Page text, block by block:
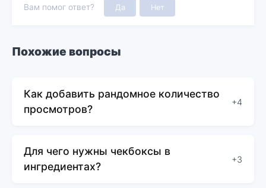
Вам помог ответ? Да Нет
Похожие вопросы
Как добавить рандомное количество
просмотров?
+4
Для чего нужны чекбоксы в
ингредиентах?
+3